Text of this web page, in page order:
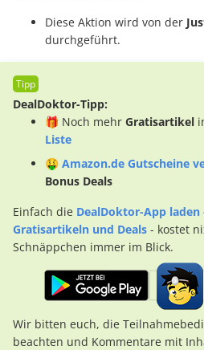
Diese Aktion wird von der
durchgeführt.
DealDoktor-Tipp:
🎁 Noch mehr Gratisartikel
Liste
🤑 Amazon.de Gutscheine
Bonus Deals
Einfach die DealDoktor-App
Gratisartikeln und Deals - kostet
Schnäppchen immer im Blick.
Wir bitten euch, die
beachten und Kommentare mit